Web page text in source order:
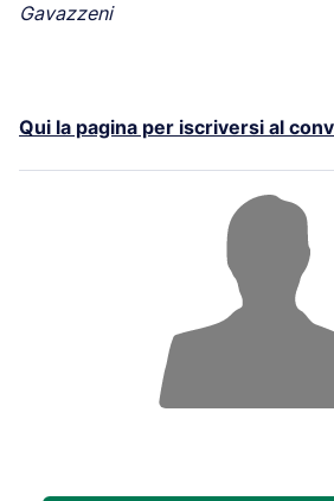
Gavazzeni
Qui la pagina per iscriversi al